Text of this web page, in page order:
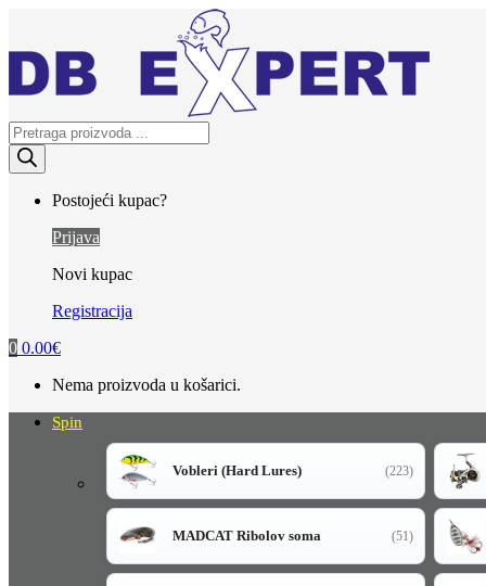
navigation
content
Products
search
Postojeći kupac?
Prijava
Novi kupac
Registracija
0 0.00€
Nema proizvoda u košarici.
Spin
Vobleri (Hard Lures) (223)
MADCAT Ribolov soma (51)